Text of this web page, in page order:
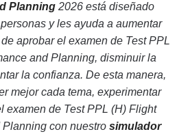
Planning 2026 está diseñado
y les ayuda a aumentar
aprobar el examen de Test PPL
and Planning, disminuir la
la confianza. De esta manera,
mejor cada tema, experimentar
examen de Test PPL (H) Flight
con nuestro simulador